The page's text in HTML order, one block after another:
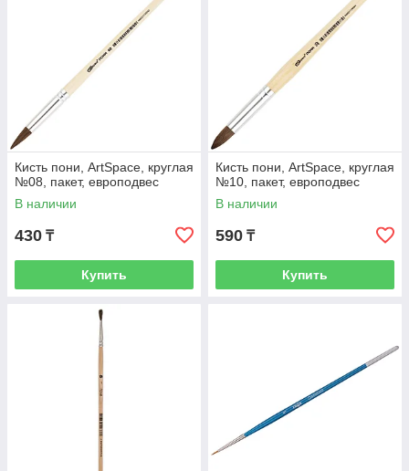
Кисть пони, ArtSpace, круглая
№08, пакет, европодвес
В наличии
430 ₸
Купить
Кисть пони, ArtSpace, круглая
№10, пакет, европодвес
В наличии
590 ₸
Купить